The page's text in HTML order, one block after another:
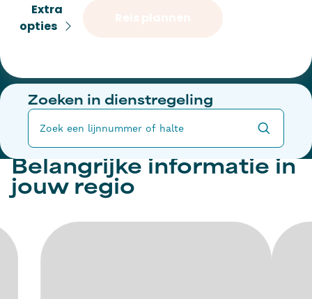
Extra
opties
Zoeken in dienstregeling
Belangrijke informatie in
jouw regio